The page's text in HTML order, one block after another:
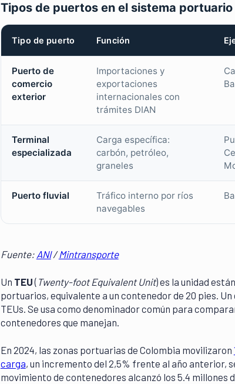
Tipos de puertos en el sistema
Tipo de puerto Función
Puerto de
comercio
exterior
Importaciones y
exportaciones
internacionales con
trámites DIAN
Terminal
especializada
Carga específica:
carbón, petróleo,
graneles
Puerto fluvial
Tráfico interno por ríos
navegables
Fuente: ANI/Mintransporte
Un TEU( Twenty-foot Equivalent Unit) es la unidad
portuarios, equivalente a un contenedor de 20 pies.
TEUs. Se usa como denominador común para
contenedores que manejan.
En 2024, las zonas portuarias de Colombia movilizaron
carga, un incremento del 2,5% frente al año anterior,
movimiento de contenedores alcanzó los 5.4 millones